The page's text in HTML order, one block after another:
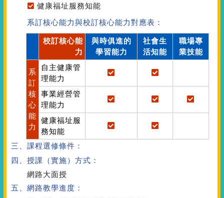
健康福址服務知能
系訂核心能力與校訂核心能力對應表：
校訂核心能
力
與時俱進的
學習能力
社會生
活知能
職場專
業技能
系
訂
核
心
能
力
自主健康管
理能力
事業經營管
理能力
健康福址服
務知能
三、課程選修條件：
四、授課（實施）方式：
網路大面授
五、網路教學進度：